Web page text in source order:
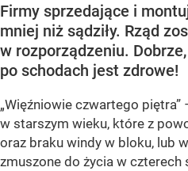
Firmy sprzedające i
mniej niż sądziły. Rząd
w rozporządzeniu.
po schodach jest zdrowe!
„Więźniowie czwartego
w starszym wieku, które z
oraz braku windy w bloku, lub
zmuszone do życia w czterech